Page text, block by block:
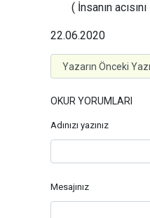
( İnsanın
22.06.2020
OKUR YORUMLARI
Adınızı yazınız
Mesajınız